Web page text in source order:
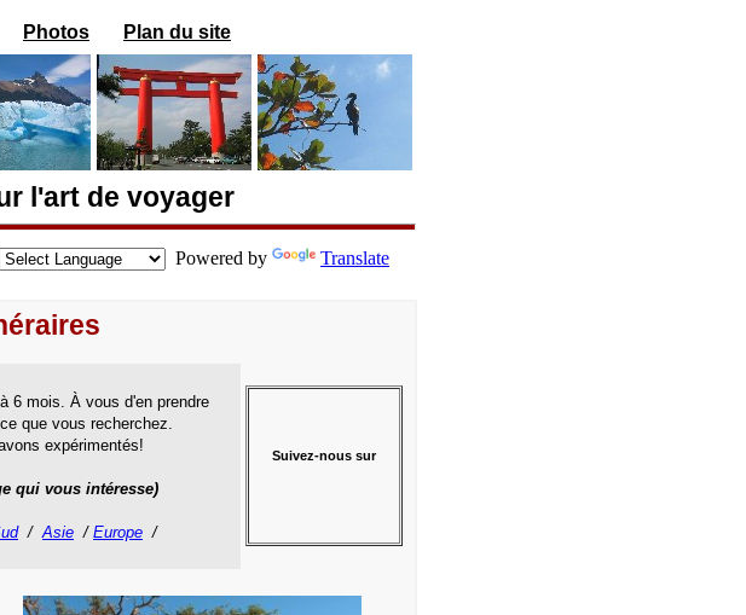
Photos Plan du site
l'art de voyager
Powered by Translate
6 mois. À vous d'en prendre
que vous recherchez.
expérimentés!
qui vous intéresse)
/Asie / Europe /
Suivez-nous sur